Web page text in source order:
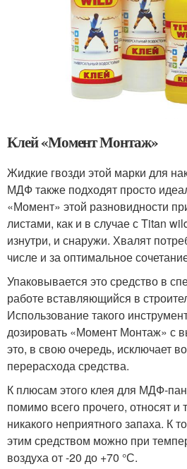
Клей «Момент Монтаж»
Жидкие гвозди этой марки для
МДФ также подходят просто
«Момент» этой разновидности
листами, как и в случае с Titan
изнутри, и снаружи. Хвалят
числе и за оптимальное
Упаковывается это средство в
работе вставляющийся в
Использование такого
дозировать «Момент Монтаж» с
это, в свою очередь, исключает
перерасхода средства.
К плюсам этого клея для МДФ-
помимо всего прочего, относят и
никакого неприятного запаха. К
этим средством можно при
воздуха от -20 до +70 °С.